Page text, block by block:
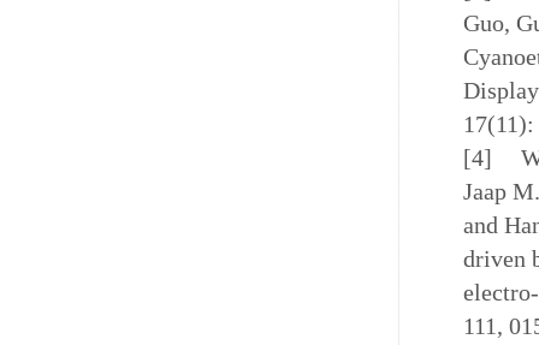
Guo,
17(11):
[4]
Jaap
and
driven
111,